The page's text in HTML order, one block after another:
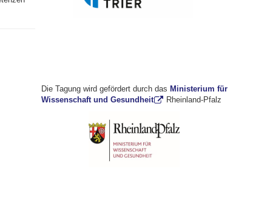
Die Tagung wird gefördert durch das Ministerium für
Wissenschaft und Gesundheit
Rheinland-Pfalz